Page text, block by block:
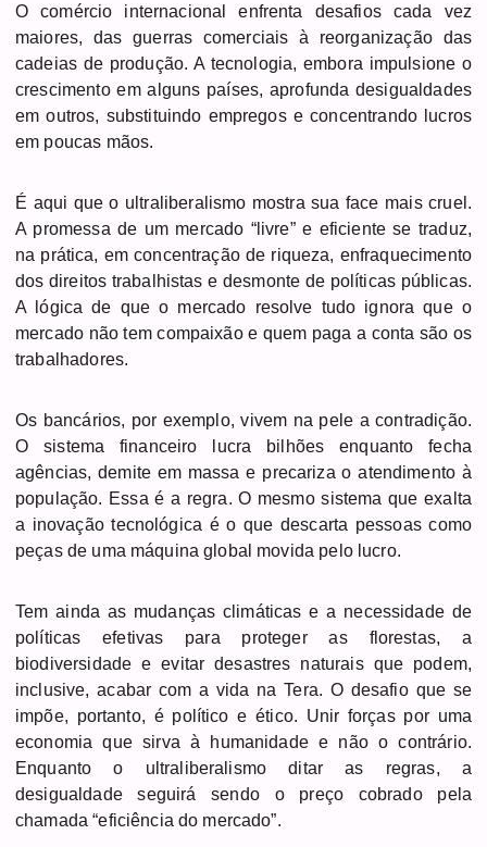
O comércio internacional enfrenta desafios cada vez
maiores, das guerras comerciais à reorganização das
cadeias de produção. A tecnologia, embora impulsione o
crescimento em alguns países, aprofunda desigualdades
em outros, substituindo empregos e concentrando lucros
em poucas mãos.
É aqui que o ultraliberalismo mostra sua face mais cruel.
A promessa de um mercado “livre” e eficiente se traduz,
na prática, em concentração de riqueza, enfraquecimento
dos direitos trabalhistas e desmonte de políticas públicas.
A lógica de que o mercado resolve tudo ignora que o
mercado não tem compaixão e quem paga a conta são os
trabalhadores.
Os bancários, por exemplo, vivem na pele a contradição.
O sistema financeiro lucra bilhões enquanto fecha
agências, demite em massa e precariza o atendimento à
população. Essa é a regra. O mesmo sistema que exalta
a inovação tecnológica é o que descarta pessoas como
peças de uma máquina global movida pelo lucro.
Tem ainda as mudanças climáticas e a necessidade de
políticas efetivas para proteger as florestas, a
biodiversidade e evitar desastres naturais que podem,
inclusive, acabar com a vida na Tera. O desafio que se
impõe, portanto, é político e ético. Unir forças por uma
economia que sirva à humanidade e não o contrário.
Enquanto o ultraliberalismo ditar as regras, a
desigualdade seguirá sendo o preço cobrado pela
chamada “eficiência do mercado”.